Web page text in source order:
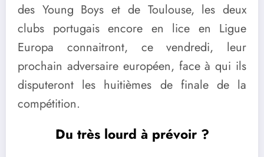
des Young Boys et de Toulouse, les deux
clubs portugais encore en lice en Ligue
Europa connaitront, ce vendredi, leur
prochain adversaire européen, face à qui ils
disputeront les huitièmes de finale de la
compétition.
Du très lourd à prévoir ?